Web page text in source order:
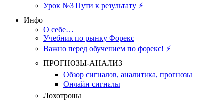
Урок №3 Пути к результату ⚡️
Инфо
О себе…
Учебник по рынку Форекс
Важно перед обучением по форекс! ⚡
ПРОГНОЗЫ-АНАЛИЗ
Обзор сигналов, аналитика, прогнозы
Онлайн сигналы
Лохотроны